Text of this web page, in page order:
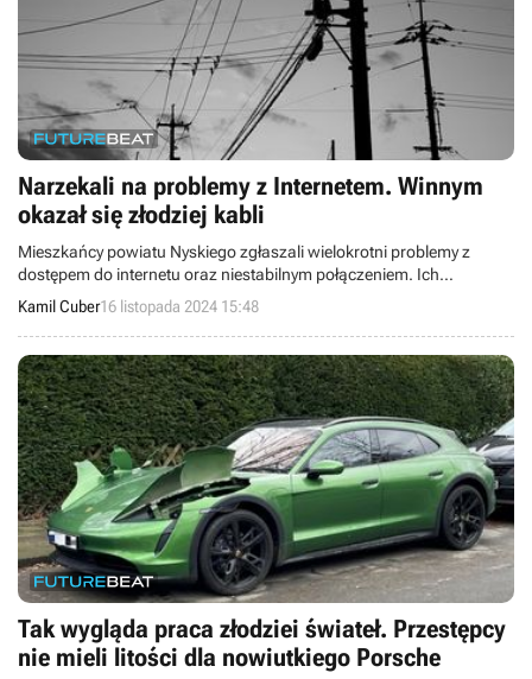
Narzekali na problemy z Internetem. Winnym
okazał się złodziej kabli
Mieszkańcy powiatu Nyskiego zgłaszali wielokrotni problemy z
dostępem do internetu oraz niestabilnym połączeniem. Ich
przyczyną okazał się złodziej, który niszczył infrastrukturę
telekomunikacyjną.
Kamil Cuber16 listopada 2024 15:48
Tak wygląda praca złodziei świateł. Przestępcy
nie mieli litości dla nowiutkiego Porsche